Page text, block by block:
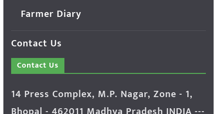
Farmer Diary
Contact Us
Contact Us
14 Press Complex, M.P. Nagar, Zone - 1,